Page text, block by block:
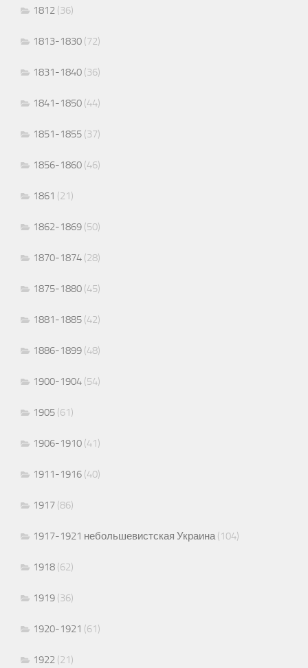
1812 (36)
1813-1830 (72)
1831-1840 (36)
1841-1850 (44)
1851-1855 (37)
1856-1860 (46)
1861 (21)
1862-1869 (50)
1870-1874 (28)
1875-1880 (45)
1881-1885 (42)
1886-1899 (48)
1900-1904 (54)
1905 (61)
1906-1910 (41)
1911-1916 (40)
1917 (86)
1917-1921 небольшевистская Украина(104)
1918 (62)
1919 (36)
1920-1921 (61)
1922 (21)